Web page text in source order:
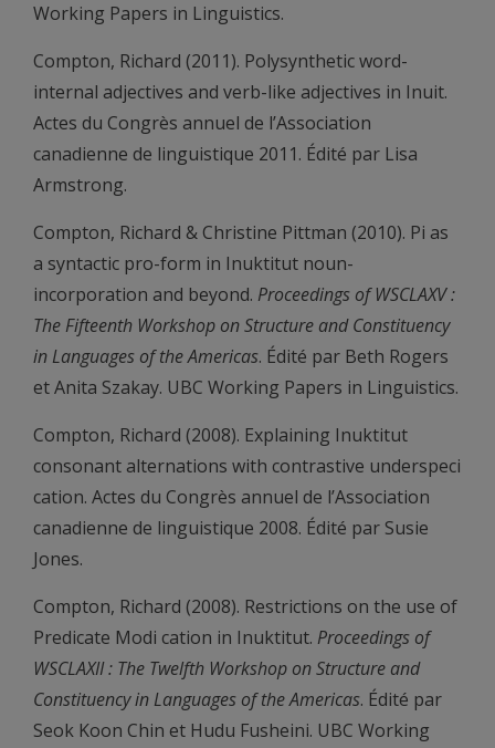
Working Papers in Linguistics.
Compton, Richard (2011). Polysynthetic word-
internal adjectives and verb-like adjectives in Inuit.
Actes du Congrès annuel de l’Association
canadienne de linguistique 2011. Édité par Lisa
Armstrong.
Compton, Richard & Christine Pittman (2010). Pi as
a syntactic pro-form in Inuktitut noun-
incorporation and beyond. Proceedings of WSCLAXV :
The Fifteenth Workshop on Structure and Constituency
in Languages of the Americas. Édité par Beth Rogers
et Anita Szakay. UBC Working Papers in Linguistics.
Compton, Richard (2008). Explaining Inuktitut
consonant alternations with contrastive underspeci
cation. Actes du Congrès annuel de l’Association
canadienne de linguistique 2008. Édité par Susie
Jones.
Compton, Richard (2008). Restrictions on the use of
Predicate Modi cation in Inuktitut. Proceedings of
WSCLAXII : The Twelfth Workshop on Structure and
Constituency in Languages of the Americas. Édité par
Seok Koon Chin et Hudu Fusheini. UBC Working